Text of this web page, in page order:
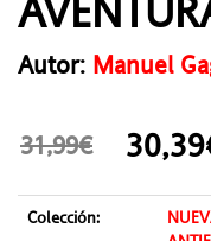
Autor: Manuel
31,99€
Colección: